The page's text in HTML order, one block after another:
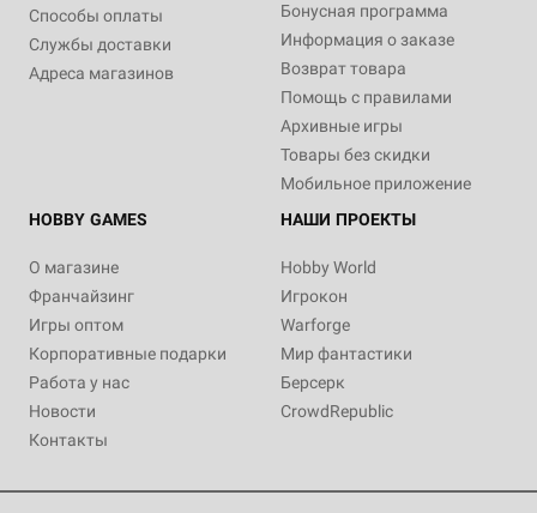
Способы оплаты
Службы доставки
Адреса магазинов
Бонусная программа
Информация о заказе
Возврат товара
Помощь с правилами
Архивные игры
Товары без скидки
Мобильное приложение
HOBBY GAMES
О магазине
Франчайзинг
Игры оптом
Корпоративные подарки
Работа у нас
Новости
Контакты
НАШИ ПРОЕКТЫ
Hobby World
Игрокон
Warforge
Мир фантастики
Берсерк
CrowdRepublic